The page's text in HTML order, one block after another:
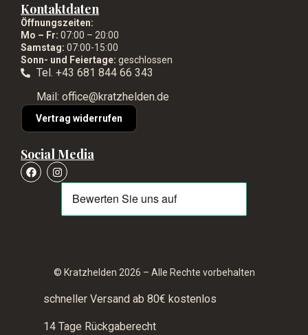
Kontaktdaten
Öffnungszeiten:
Mo – Fr: 07:00 – 20:00
Samstag: 07:00-15:00
Sonn- und Feiertage: geschlossen
Tel. +43 681 844 66 343
Mail: office@kratzhelden.de
Vertrag widerrufen
Social Media
© Kratzhelden 2026 – Alle Rechte vorbehalten
schneller Versand ab 80€ kostenlos
14 Tage Rückgaberecht